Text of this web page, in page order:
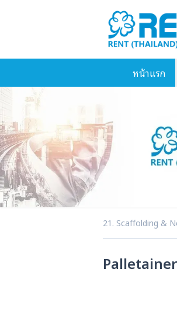
หน้าแรก
21. Scaffolding &
Palletainer